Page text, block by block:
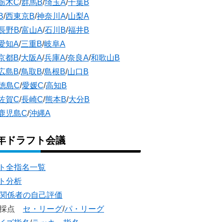
木C/群馬B/埼玉A/千葉B
/西東京B/神奈川A/山梨A
野B/富山A/石川B/福井B
知A/三重B/岐阜A
都B/大阪A/兵庫A/奈良A/和歌山B
島B/鳥取B/島根B/山口B
島C/愛媛C/高知B
賀C/長崎C/熊本B/大分B
児島C/沖縄A
ドラフト会議
全指名一覧
分析
係者の自己評価
点 セ・リーグ/パ・リーグ